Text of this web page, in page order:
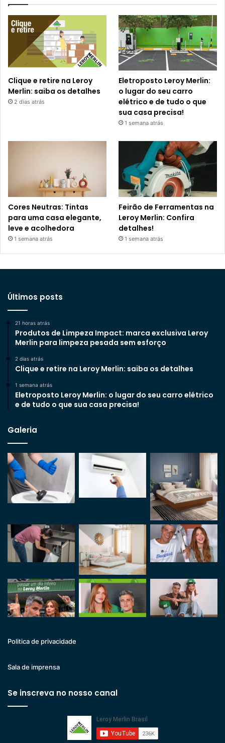
Clique e retire na Leroy
Merlin: saiba os detalhes
2 dias atrás
Eletroposto Leroy Merlin:
o lugar do seu carro
elétrico e de tudo o que
sua casa precisa!
1 semana atrás
Cores Neutras: Tintas
para uma casa elegante,
leve e acolhedora
1 semana atrás
Feirão de Ferramentas na
Leroy Merlin: Confira
detalhes!
1 semana atrás
Últimos posts
21 horas atrás
Produtos de Limpeza Impact: marca exclusiva Leroy
Merlin para limpeza pesada sem esforço
2 dias atrás
Clique e retire na Leroy Merlin: saiba os detalhes
1 semana atrás
Eletroposto Leroy Merlin: o lugar do seu carro elétrico
e de tudo o que sua casa precisa!
Galeria
Politica de privacidade
Sala de imprensa
Se inscreva no nosso canal